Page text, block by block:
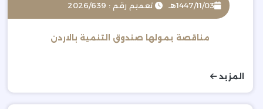
1447/11/03هـ تعميم رقم : 2026/639
مناقصة يمولها صندوق التنمية بالاردن
المزيد